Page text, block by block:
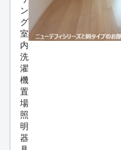
ン
グ
室
内
洗
濯
機
置
場
照
明
器